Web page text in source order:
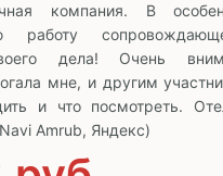
компания. В
работу
дела! Очень
мне, и другим
и что посмотреть.
Amrub, Яндекс)